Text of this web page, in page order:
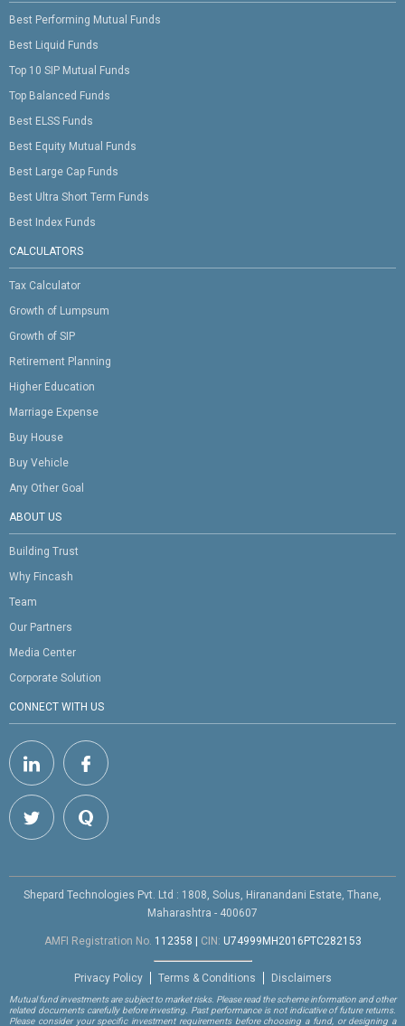
Best Performing Mutual Funds
Best Liquid Funds
Top 10 SIP Mutual Funds
Top Balanced Funds
Best ELSS Funds
Best Equity Mutual Funds
Best Large Cap Funds
Best Ultra Short Term Funds
Best Index Funds
CALCULATORS
Tax Calculator
Growth of Lumpsum
Growth of SIP
Retirement Planning
Higher Education
Marriage Expense
Buy House
Buy Vehicle
Any Other Goal
ABOUT US
Building Trust
Why Fincash
Team
Our Partners
Media Center
Corporate Solution
CONNECT WITH US
Shepard Technologies Pvt. Ltd : 1808, Solus, Hiranandani Estate, Thane,
Maharashtra - 400607
AMFI Registration No. 112358 CIN: U74999MH2016PTC282153
Privacy Policy Terms & Conditions Disclaimers
Mutual fund investments are subject to market risks. Please read the scheme information and other
related documents carefully before investing. Past performance is not indicative of future returns.
Please consider your specific investment requirements before choosing a fund, or designing a